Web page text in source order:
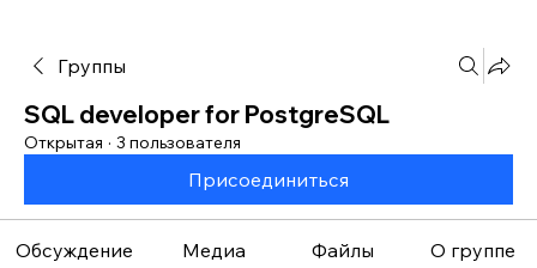
Группы
SQL developer for PostgreSQL
Открытая · 3 пользователя
Присоединиться
Обсуждение Медиа Файлы О группе